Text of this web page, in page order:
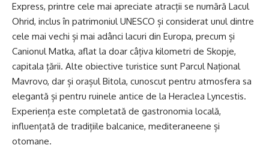
Express, printre cele mai apreciate atracții se numără Lacul
Ohrid, inclus în patrimoniul UNESCO și considerat unul dintre
cele mai vechi și mai adânci lacuri din Europa, precum și
Canionul Matka, aflat la doar câțiva kilometri de Skopje,
capitala țării. Alte obiective turistice sunt Parcul Național
Mavrovo, dar și orașul Bitola, cunoscut pentru atmosfera sa
elegantă și pentru ruinele antice de la Heraclea Lyncestis.
Experiența este completată de gastronomia locală,
influențată de tradițiile balcanice, mediteraneene și
otomane.